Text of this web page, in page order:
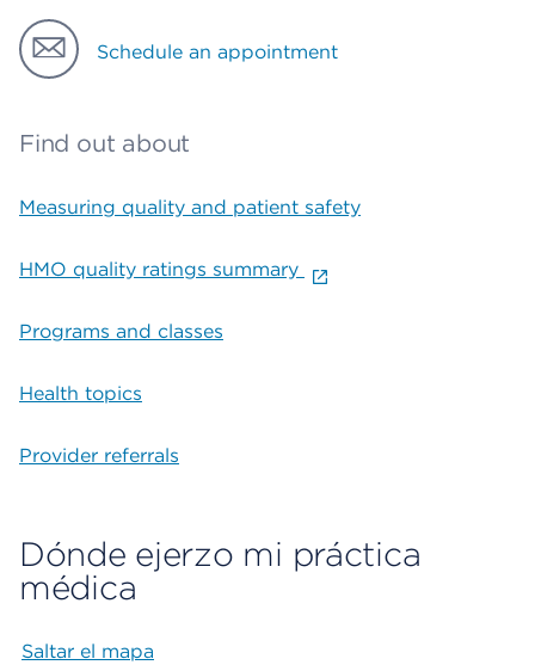
Schedule an appointment
Find out about
Measuring quality and patient safety
HMO quality ratings summary
Programs and classes
Health topics
Provider referrals
Dónde ejerzo mi práctica
médica
Saltar el mapa